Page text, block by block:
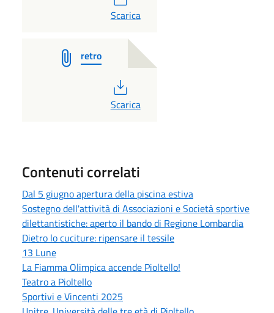
PDF
Scarica
retro
PDF
Scarica
Contenuti correlati
Dal 5 giugno apertura della piscina estiva
Sostegno dell'attività di Associazioni e Società sportive
dilettantistiche: aperto il bando di Regione Lombardia
Dietro lo cuciture: ripensare il tessile
13 Lune
La Fiamma Olimpica accende Pioltello!
Teatro a Pioltello
Sportivi e Vincenti 2025